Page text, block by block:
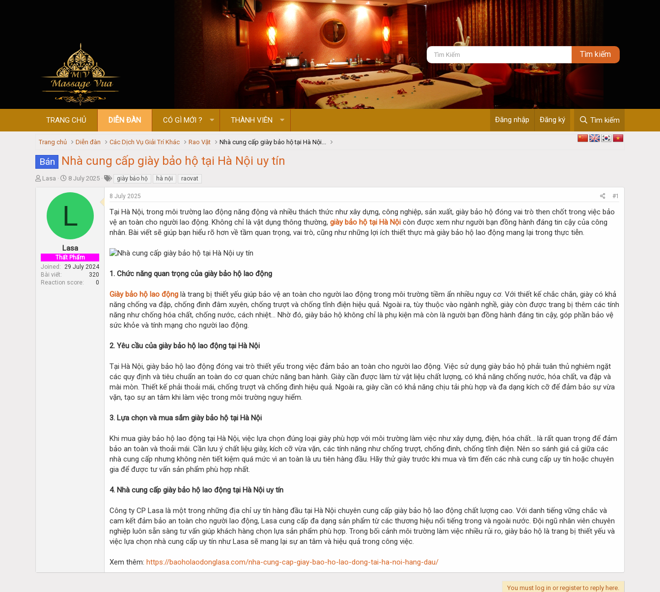
TRANG CHỦ DIỄN ĐÀN CÓ GÌ MỚI ? THÀNH VIÊN Đăng nhập Đăng ký Tìm kiếm
Trang chủ Diễn đàn Các Dịch Vụ Giải Trí Khác Rao Vặt Nhà cung cấp giày bảo hộ tại Hà Nội...
Bán Nhà cung cấp giày bảo hộ tại Hà Nội uy tín
T
t
e
r
Lasa
S
d
t
e
8 July 2025 giày bảo hộ hà nội raovat
L
Lasa
Thất Phẩm
Joined
29 July 2024
Bài viết
320
Reaction score
0
8 July 2025 #1
Tại Hà Nội, trong môi trường lao động năng động và nhiều thách thức như xây dựng, công nghiệp, sản xuất, giày bảo hộ đóng vai trò then chốt trong việc bảo
vệ an toàn cho người lao động. Không chỉ là vật dụng thông thường, giày bảo hộ tại Hà Nội còn được xem như người bạn đồng hành đáng tin cậy của công
nhân. Bài viết sẽ giúp bạn hiểu rõ hơn về tầm quan trọng, vai trò, cũng như những lợi ích thiết thực mà giày bảo hộ lao động mang lại trong thực tiễn.
1. Chức năng quan trọng của giày bảo hộ lao động
Giày bảo hộ lao động là trang bị thiết yếu giúp bảo vệ an toàn cho người lao động trong môi trường tiềm ẩn nhiều nguy cơ. Với thiết kế chắc chắn, giày có khả
năng chống va đập, chống đinh đâm xuyên, chống trượt và chống tĩnh điện hiệu quả. Ngoài ra, tùy thuộc vào ngành nghề, giày còn được trang bị thêm các tính
năng như chống hóa chất, chống nước, cách nhiệt… Nhờ đó, giày bảo hộ không chỉ là phụ kiện mà còn là người bạn đồng hành đáng tin cậy, góp phần bảo vệ
sức khỏe và tính mạng cho người lao động.
2. Yêu cầu của giày bảo hộ lao động tại Hà Nội
Tại Hà Nội, giày bảo hộ lao động đóng vai trò thiết yếu trong việc đảm bảo an toàn cho người lao động. Việc sử dụng giày bảo hộ phải tuân thủ nghiêm ngặt
các quy định và tiêu chuẩn an toàn do cơ quan chức năng ban hành. Giày cần được làm từ vật liệu chất lượng, có khả năng chống nước, hóa chất, va đập và
mài mòn. Thiết kế phải thoải mái, chống trượt và chống đinh hiệu quả. Ngoài ra, giày cần có khả năng chịu tải phù hợp và đa dạng kích cỡ để đảm bảo sự vừa
vặn, tạo sự an tâm khi làm việc trong môi trường nguy hiểm.
3. Lựa chọn và mua sắm giày bảo hộ tại Hà Nội
Khi mua giày bảo hộ lao động tại Hà Nội, việc lựa chọn đúng loại giày phù hợp với môi trường làm việc như xây dựng, điện, hóa chất… là rất quan trọng để đảm
bảo an toàn và thoải mái. Cần lưu ý chất liệu giày, kích cỡ vừa vặn, các tính năng như chống trượt, chống đinh, chống tĩnh điện. Nên so sánh giá cả giữa các
nhà cung cấp nhưng không nên tiết kiệm quá mức vì an toàn là ưu tiên hàng đầu. Hãy thử giày trước khi mua và tìm đến các nhà cung cấp uy tín hoặc chuyên
gia để được tư vấn sản phẩm phù hợp nhất.
4. Nhà cung cấp giày bảo hộ lao động tại Hà Nội uy tín
Công ty CP Lasa là một trong những địa chỉ uy tín hàng đầu tại Hà Nội chuyên cung cấp giày bảo hộ lao động chất lượng cao. Với danh tiếng vững chắc và
cam kết đảm bảo an toàn cho người lao động, Lasa cung cấp đa dạng sản phẩm từ các thương hiệu nổi tiếng trong và ngoài nước. Đội ngũ nhân viên chuyên
nghiệp luôn sẵn sàng tư vấn giúp khách hàng chọn lựa sản phẩm phù hợp. Trong bối cảnh môi trường làm việc nhiều rủi ro, giày bảo hộ là trang bị thiết yếu và
việc lựa chọn nhà cung cấp uy tín như Lasa sẽ mang lại sự an tâm và hiệu quả trong công việc.
Xem thêm: https://baoholaodonglasa.com/nha-cung-cap-giay-bao-ho-lao-dong-tai-ha-noi-hang-dau/
You must log in or register to reply here.